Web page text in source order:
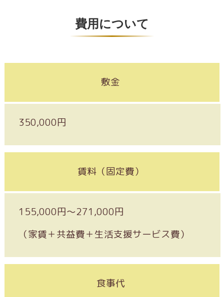
費用について
敷金
350,000円
賃料（固定費）
155,000円〜271,000円
（家賃＋共益費＋生活支援サービス費）
食事代